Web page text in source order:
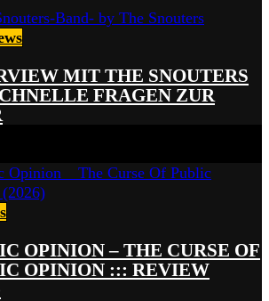
MIT THE SNOUTERS
FRAGEN ZUR
OPINION – THE CURSE OF
OPINION ::: REVIEW